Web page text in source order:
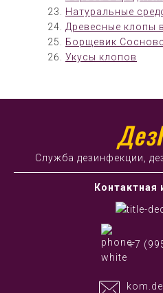
Натуральные
Древесные клопы
Борщевик
Укусы клопов
Служба дезинфекции,
Контактная
+7